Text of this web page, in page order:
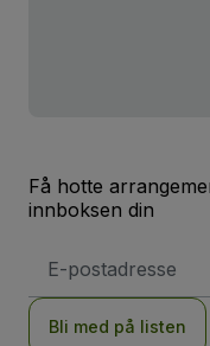
Få hotte
innboksen din
postadresse
Bli med på listen